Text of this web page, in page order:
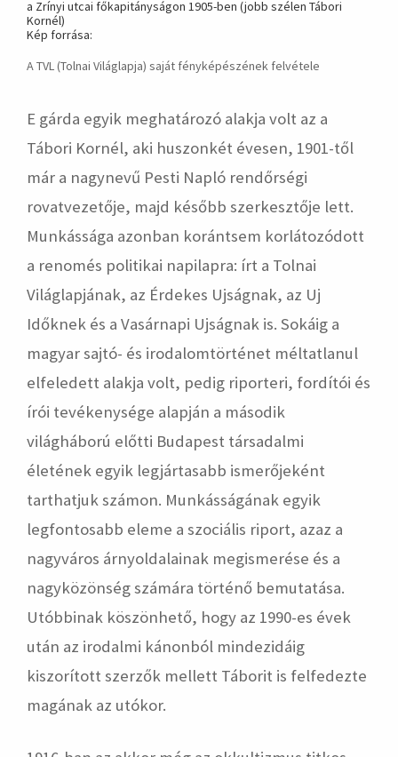
a Zrínyi utcai főkapitányságon 1905-ben (jobb szélen Tábori
Kornél)
Kép forrása:
A TVL (Tolnai Világlapja) saját fényképészének felvétele
E gárda egyik meghatározó alakja volt az a
Tábori Kornél, aki huszonkét évesen, 1901-től
már a nagynevű Pesti Napló rendőrségi
rovatvezetője, majd később szerkesztője lett.
Munkássága azonban korántsem korlátozódott
a renomés politikai napilapra: írt a Tolnai
Világlapjának, az Érdekes Ujságnak, az Uj
Időknek és a Vasárnapi Ujságnak is. Sokáig a
magyar sajtó- és irodalomtörténet méltatlanul
elfeledett alakja volt, pedig riporteri, fordítói és
írói tevékenysége alapján a második
világháború előtti Budapest társadalmi
életének egyik legjártasabb ismerőjeként
tarthatjuk számon. Munkásságának egyik
legfontosabb eleme a szociális riport, azaz a
nagyváros árnyoldalainak megismerése és a
nagyközönség számára történő bemutatása.
Utóbbinak köszönhető, hogy az 1990-es évek
után az irodalmi kánonból mindezidáig
kiszorított szerzők mellett Táborit is felfedezte
magának az utókor.